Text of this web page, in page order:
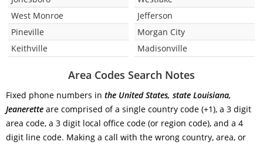
West Monroe
Pineville
Keithville
Jefferson
Morgan City
Madisonville
Area Codes Search Notes
Fixed phone numbers in the United States, state Louisiana,
Jeanerette are comprised of a single country code (+1), a 3 digit
area code, a 3 digit local office code (or region code), and a 4
digit line code. Making a call with the wrong country, area, or